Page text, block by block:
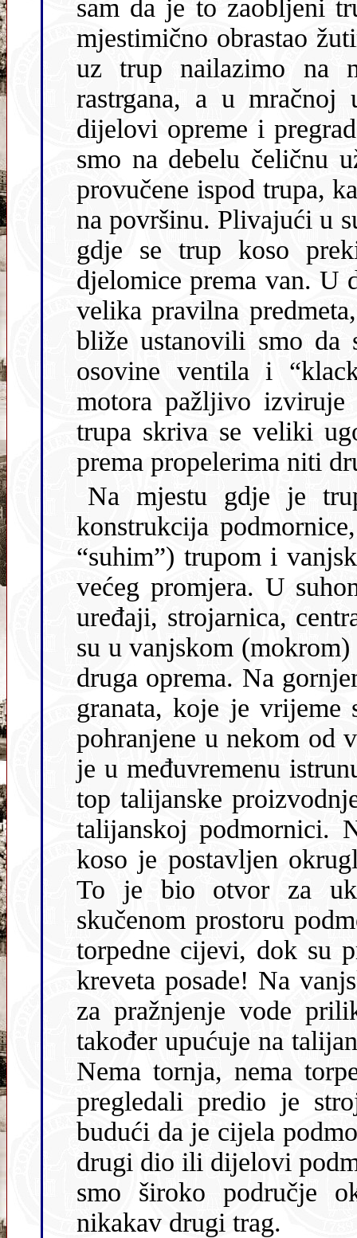
sam da je to zaobljeni trup podmornice. Djelomice
mjestimično obrastao žutim i
uz trup nailazimo na
rastrgana, a u mračnoj
dijelovi opreme i pregrade. Obišavši drugu stranu trupa naišli
smo na debelu čeličnu užad s omčama na
provučene ispod trupa, kao da
na površinu. Plivajući u
gdje se trup koso
djelomice prema van. U donjem dijelu trupa zamjećujemo dva
velika pravilna predmeta, postavljena
bliže ustanovili smo da se
osovine ventila i
motora pažljivo izviruje veliki hlap, a u cijevi nedaleko od
trupa skriva se veliki ugor. Nismo vidjeli osovine koje vode
Na mjestu gdje je trup presječen, prepoznaje se osobita
konstrukcija podmornice, s posve okruglim unutrašnjim
“suhim”) trupom i vanjskim
većeg promjera. U
uređaji, strojarnica,
su u vanjskom (mokrom) trupu bili smješteni balastni tankovi i
druga oprema. Na gornjem dijelu trupa naišli smo na
granata, koje je vrijeme slijepilo za
pohranjene u nekom od
je u međuvremenu
top talijanske proizvodnje, što već jasno upućuje da se radi o
talijanskoj podmornici. Nešto dalje, na gornjem dijelu trupa
koso je postavljen okrugli otvor, kojemu nedostaje
To je bio otvor za ukrcaj
skučenom prostoru
torpedne cijevi, dok su pričuvna torpeda obično visjela iznad
kreveta posade! Na vanjskom trupu još se vide okrugli otvori
za pražnjenje vode prilikom izranjanja. Njihov
također upućuje na talijanski tip.
Nema tornja, nema
pregledali predio je
budući da je cijela podmornica dužine oko 60 metara, znači da
drugi dio ili dijelovi podmornice leže negdje drugdje! Pretražili
smo široko područje oko
nikakav drugi trag.